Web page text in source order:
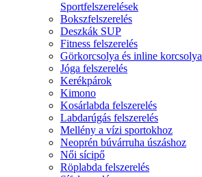
Sportfelszerelések
Bokszfelszerelés
Deszkák SUP
Fitness felszerelés
Görkorcsolya és inline korcsolya
Jóga felszerelés
Kerékpárok
Kimono
Kosárlabda felszerelés
Labdarúgás felszerelés
Mellény a vízi sportokhoz
Neoprén búvárruha úszáshoz
Női sícipő
Röplabda felszerelés